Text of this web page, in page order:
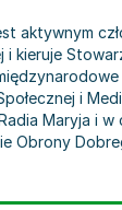
-
obcych 6-8 lat
i liczenia 6-8 lat
książki dla
lat
6-8 lat -
vivre -
aktywnym
i kieruje
i
Maryja i w
Obrony